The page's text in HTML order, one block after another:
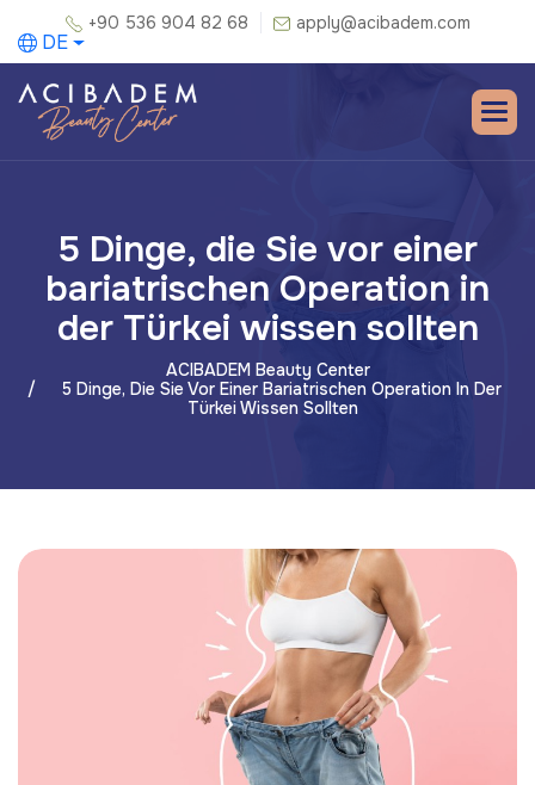
+90 536 904 82 68 apply@acibadem.com
DE
5 Dinge, die Sie vor einer
bariatrischen Operation in
der Türkei wissen sollten
ACIBADEM Beauty Center
5 Dinge, Die Sie Vor Einer Bariatrischen Operation In Der
Türkei Wissen Sollten